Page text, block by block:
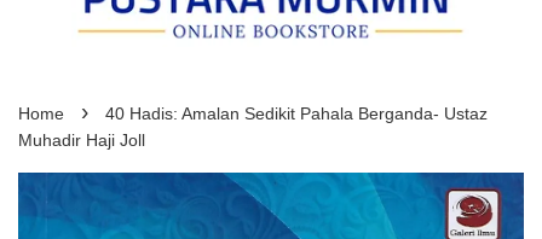
Home ›
40 Hadis: Amalan Sedikit Pahala Berganda- Ustaz
Muhadir Haji Joll